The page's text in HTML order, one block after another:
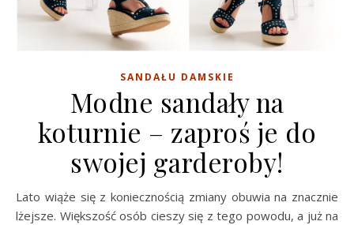
SANDAŁU DAMSKIE
Modne sandały na
koturnie – zaproś je do
swojej garderoby!
Lato wiąże się z koniecznością zmiany obuwia na znacznie
lżejsze. Większość osób cieszy się z tego powodu, a już na